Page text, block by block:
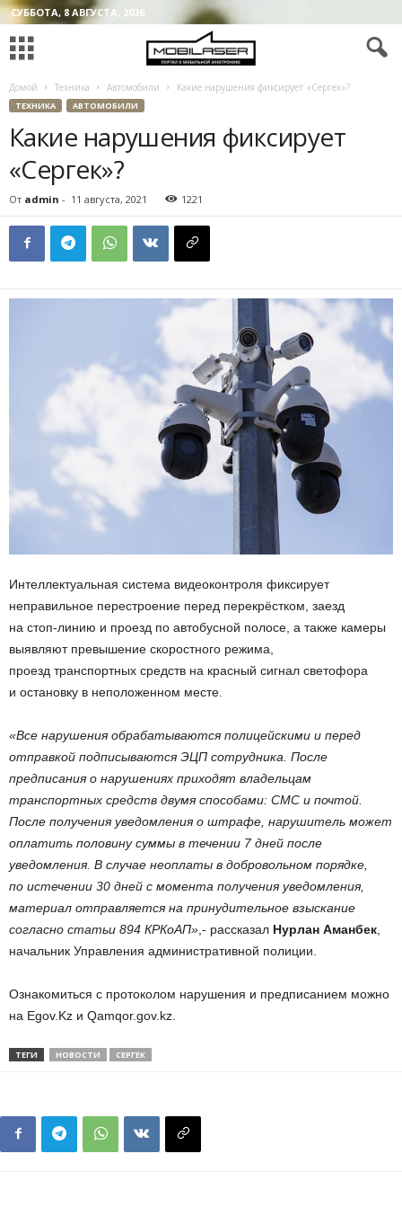
СУББОТА, 8 АВГУСТА, 2026
Домой Техника Автомобили Какие нарушения фиксирует «Сергек»?
ТЕХНИКА АВТОМОБИЛИ
Какие нарушения фиксирует
«Сергек»?
От admin - 11 августа, 2021 1221
Интеллектуальная система видеоконтроля фиксирует
неправильное перестроение перед перекрёстком, заезд
на стоп-линию и проезд по автобусной полосе, а также камеры
выявляют превышение скоростного режима,
проезд транспортных средств на красный сигнал светофора
и остановку в неположенном месте.
«Все нарушения обрабатываются полицейскими и перед
отправкой подписываются ЭЦП сотрудника. После
предписания о нарушениях приходят владельцам
транспортных средств двумя способами: СМС и почтой.
После получения уведомления о штрафе, нарушитель может
оплатить половину суммы в течении 7 дней после
уведомления. В случае неоплаты в добровольном порядке,
по истечении 30 дней с момента получения уведомления,
материал отправляется на принудительное взыскание
согласно статьи 894 КРКоАП»,- рассказал Нурлан Аманбек,
начальник Управления административной полиции.
Ознакомиться с протоколом нарушения и предписанием можно
на Egov.Kz и Qamqor.gov.kz.
ТЕГИ НОВОСТИ СЕРГЕК